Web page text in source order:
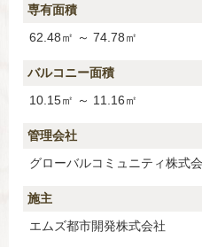
専有面積
62.48㎡ ～ 74.78㎡
バルコニー面積
10.15㎡ ～ 11.16㎡
管理会社
グローバルコミュニティ株式
施主
エムズ都市開発株式会社